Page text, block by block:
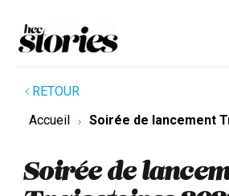
RETOUR
Accueil
Soirée de lancement
Soirée de